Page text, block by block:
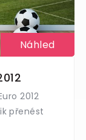
Náhled
2012
přenést